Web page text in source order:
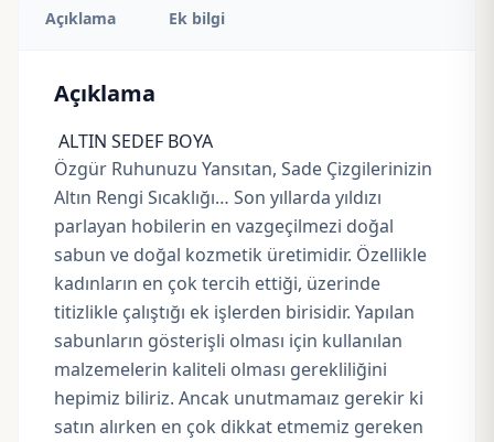
Açıklama Ek bilgi
Açıklama
ALTIN SEDEF BOYA
Özgür Ruhunuzu Yansıtan, Sade Çizgilerinizin
Altın Rengi Sıcaklığı… Son yıllarda yıldızı
parlayan hobilerin en vazgeçilmezi doğal
sabun ve doğal kozmetik üretimidir. Özellikle
kadınların en çok tercih ettiği, üzerinde
titizlikle çalıştığı ek işlerden birisidir. Yapılan
sabunların gösterişli olması için kullanılan
malzemelerin kaliteli olması gerekliliğini
hepimiz biliriz. Ancak unutmamaız gerekir ki
satın alırken en çok dikkat etmemiz gereken